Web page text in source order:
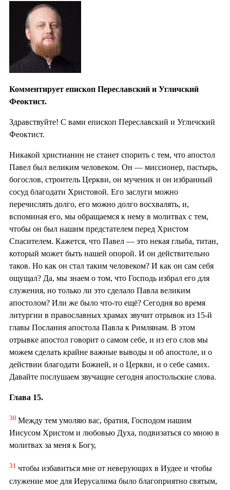
Комментирует епископ Переславский и Угличский
Феоктист.
Здравствуйте! С вами епископ Переславский и Угличский
Феоктист.
Никакой христианин не станет спорить с тем, что апостол
Павел был великим человеком. Он — миссионер, пастырь,
богослов, строитель Церкви, он мученик и он избранный
сосуд благодати Христовой. Его заслуги можно
перечислять долго, его можно долго восхвалять, и,
вспоминая его, мы обращаемся к нему в молитвах с тем,
чтобы он был нашим предстателем перед Христом
Спасителем. Кажется, что Павел — это некая глыба, титан,
который может быть нашей опорой. И он действительно
таков. Но как он стал таким человеком? И как он сам себя
ощущал? Да, мы знаем о том, что Господь избрал его для
служения, но только ли это сделало Павла великим
апостолом? Или же было что-то ещё? Сегодня во время
литургии в православных храмах звучит отрывок из 15-й
главы Послания апостола Павла к Римлянам. В этом
отрывке апостол говорит о самом себе, и из его слов мы
можем сделать крайне важные выводы и об апостоле, и о
действии благодати Божией, и о Церкви, и о себе самих.
Давайте послушаем звучащие сегодня апостольские слова.
Глава 15.
30 Между тем умоляю вас, братия, Господом нашим
Иисусом Христом и любовью Духа, подвизаться со мною в
молитвах за меня к Богу,
31 чтобы избавиться мне от неверующих в Иудее и чтобы
служение мое для Иерусалима было благоприятно святым,